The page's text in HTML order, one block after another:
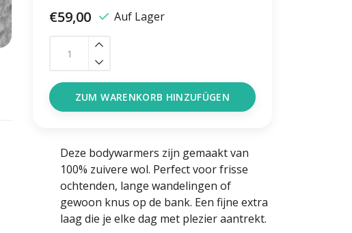
€59,00 Auf Lager
ZUM WARENKORB HINZUFÜGEN
Deze bodywarmers zijn gemaakt van
100% zuivere wol. Perfect voor frisse
ochtenden, lange wandelingen of
gewoon knus op de bank. Een fijne extra
laag die je elke dag met plezier aantrekt.